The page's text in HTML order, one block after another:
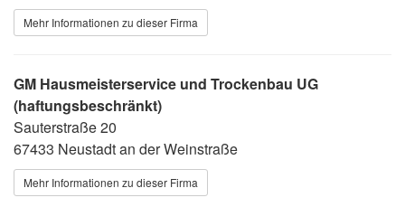
Mehr Informationen zu dieser Firma
GM Hausmeisterservice und Trockenbau UG
(haftungsbeschränkt)
Sauterstraße 20
67433 Neustadt an der Weinstraße
Mehr Informationen zu dieser Firma